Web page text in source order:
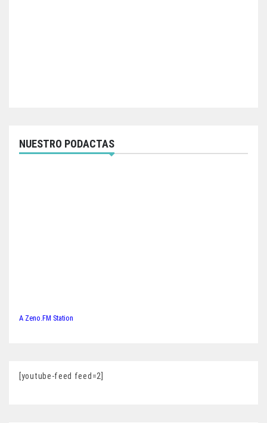
NUESTRO PODACTAS
A Zeno.FM Station
[youtube-feed feed=2]